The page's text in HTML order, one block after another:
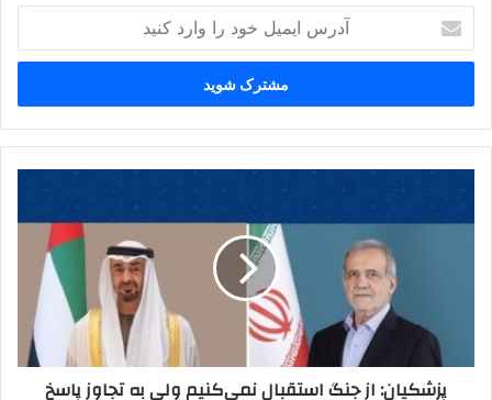
ایمیل
خود
وارد
کنید
جنگ
پاسخ
پزشکیان: از جنگ استقبال نمی‌کنیم ولی به تجاوز پاسخ